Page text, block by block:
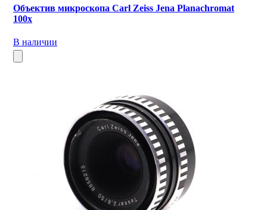
Объектив микроскопа Carl Zeiss Jena Planachromat
100x
В наличии